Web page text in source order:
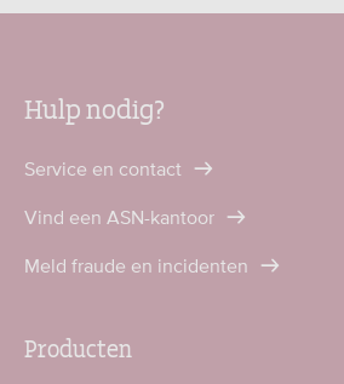
Hulp nodig?
Service en contact
Vind een ASN-kantoor
Meld fraude en incidenten
Producten